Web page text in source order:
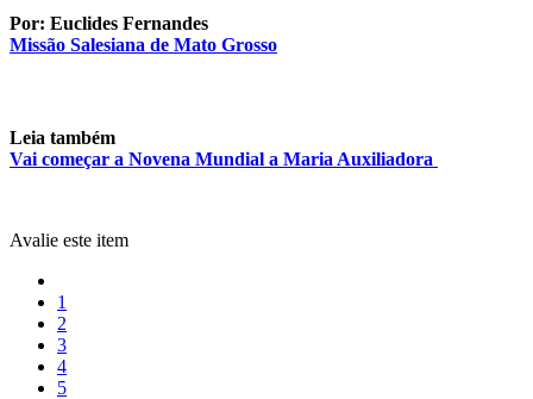
Por: Euclides Fernandes
Missão Salesiana de Mato Grosso
Leia também
Vai começar a Novena Mundial a Maria Auxiliadora
Avalie este item
1
2
3
4
5